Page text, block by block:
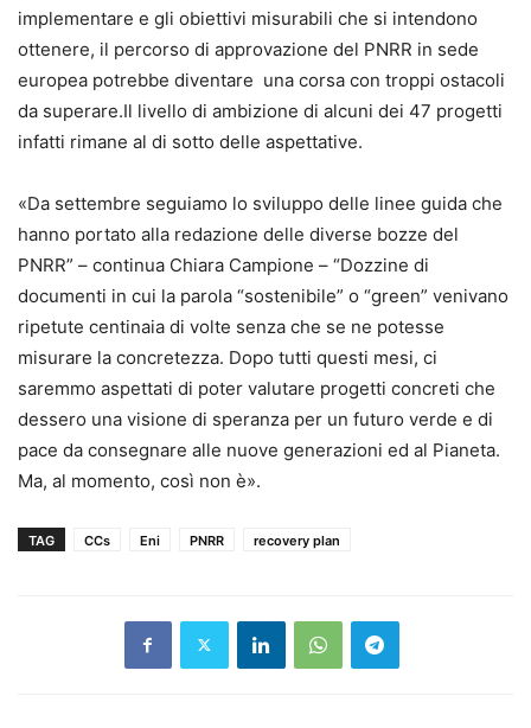
implementare e gli obiettivi misurabili che si intendono
ottenere, il percorso di approvazione del PNRR in sede
europea potrebbe diventare una corsa con troppi ostacoli
da superare.Il livello di ambizione di alcuni dei 47 progetti
infatti rimane al di sotto delle aspettative.
«Da settembre seguiamo lo sviluppo delle linee guida che
hanno portato alla redazione delle diverse bozze del
PNRR” – continua Chiara Campione – “Dozzine di
documenti in cui la parola “sostenibile” o “green” venivano
ripetute centinaia di volte senza che se ne potesse
misurare la concretezza. Dopo tutti questi mesi, ci
saremmo aspettati di poter valutare progetti concreti che
dessero una visione di speranza per un futuro verde e di
pace da consegnare alle nuove generazioni ed al Pianeta.
Ma, al momento, così non è».
TAG CCs Eni PNRR recovery plan